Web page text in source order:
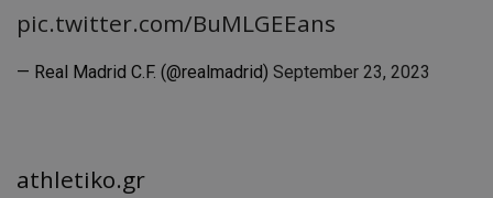
pic.twitter.com/BuMLGEEans
— Real Madrid C.F. (@realmadrid) September 23, 2023
athletiko.gr